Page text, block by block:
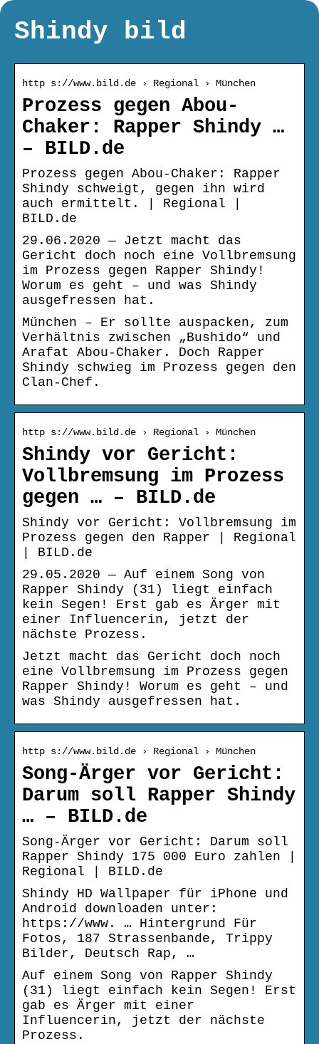
Shindy bild
http s://www.bild.de › Regional › München
Prozess gegen Abou-
Chaker: Rapper Shindy …
– BILD.de
Prozess gegen Abou-Chaker: Rapper
Shindy schweigt, gegen ihn wird
auch ermittelt. | Regional |
BILD.de
29.06.2020 — Jetzt macht das
Gericht doch noch eine Vollbremsung
im Prozess gegen Rapper Shindy!
Worum es geht – und was Shindy
ausgefressen hat.
München – Er sollte auspacken, zum
Verhältnis zwischen „Bushido“ und
Arafat Abou-Chaker. Doch Rapper
Shindy schwieg im Prozess gegen den
Clan-Chef.
http s://www.bild.de › Regional › München
Shindy vor Gericht:
Vollbremsung im Prozess
gegen … – BILD.de
Shindy vor Gericht: Vollbremsung im
Prozess gegen den Rapper | Regional
| BILD.de
29.05.2020 — Auf einem Song von
Rapper Shindy (31) liegt einfach
kein Segen! Erst gab es Ärger mit
einer Influencerin, jetzt der
nächste Prozess.
Jetzt macht das Gericht doch noch
eine Vollbremsung im Prozess gegen
Rapper Shindy! Worum es geht – und
was Shindy ausgefressen hat.
http s://www.bild.de › Regional › München
Song-Ärger vor Gericht:
Darum soll Rapper Shindy
… – BILD.de
Song-Ärger vor Gericht: Darum soll
Rapper Shindy 175 000 Euro zahlen |
Regional | BILD.de
Shindy HD Wallpaper für iPhone und
Android downloaden unter:
https://www. … Hintergrund Für
Fotos, 187 Strassenbande, Trippy
Bilder, Deutsch Rap, …
Auf einem Song von Rapper Shindy
(31) liegt einfach kein Segen! Erst
gab es Ärger mit einer
Influencerin, jetzt der nächste
Prozess.